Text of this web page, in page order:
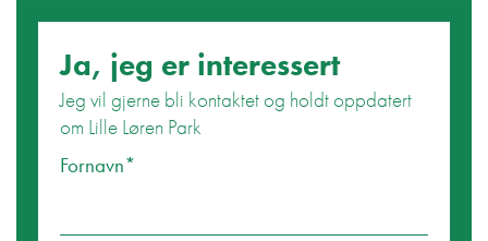
Ja, jeg er interessert
Jeg vil gjerne bli kontaktet og holdt oppdatert
om Lille Løren Park
Ikke for mennesker
Fornavn*